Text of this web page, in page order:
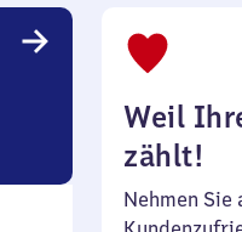
Weil
zählt!
Nehmen Sie